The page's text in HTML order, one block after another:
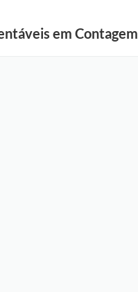
em Contagem